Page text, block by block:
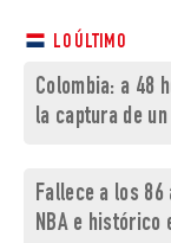
LO ÚLTIMO
Colombia: a 48
la captura de
Fallece a los 86
NBA e histórico